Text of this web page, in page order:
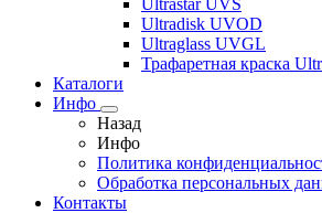
Ultrastar UVS
Ultradisk UVOD
Ultraglass UVGL
Трафаретная краска
Каталоги
Инфо
Назад
Инфо
Политика
Обработка персональных
Контакты